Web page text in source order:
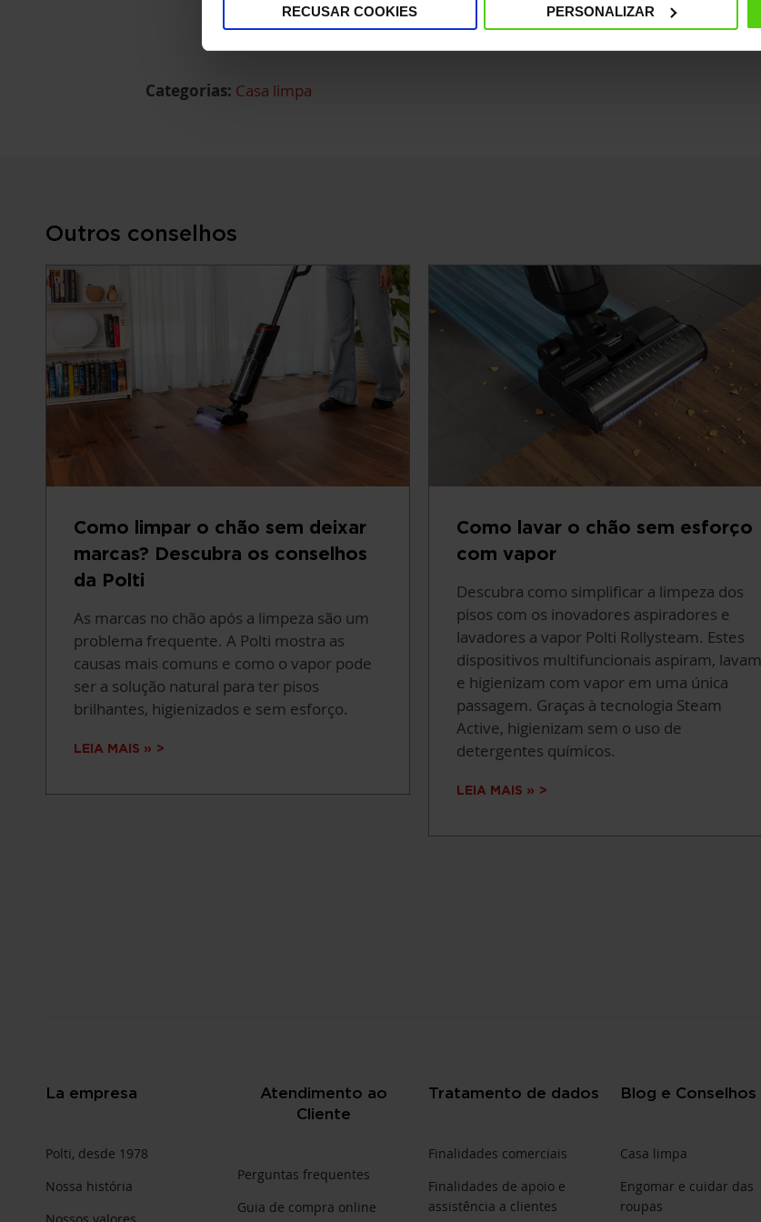
RECUSAR COOKIES PERSONALIZAR
Categorias: Casa limpa
Outros conselhos
Como limpar o chão sem deixar
marcas? Descubra os conselhos
da Polti
As marcas no chão após a limpeza são um
problema frequente. A Polti mostra as
causas mais comuns e como o vapor pode
ser a solução natural para ter pisos
brilhantes, higienizados e sem esforço.
LEIA MAIS »
Como lavar o chão sem esforço
com vapor
Descubra como simplificar a limpeza dos
pisos com os inovadores aspiradores e
lavadores a vapor Polti Rollysteam. Estes
dispositivos multifuncionais aspiram, lavam
e higienizam com vapor em uma única
passagem. Graças à tecnologia Steam
Active, higienizam sem o uso de
detergentes químicos.
LEIA MAIS »
La empresa
Polti, desde 1978
Nossa história
Atendimento ao
Cliente
Perguntas frequentes
Guia de compra online
Tratamento de dados
Finalidades comerciais
Finalidades de apoio e
assistência a clientes
Blog e Conselhos
Casa limpa
Engomar e cuidar das
roupas